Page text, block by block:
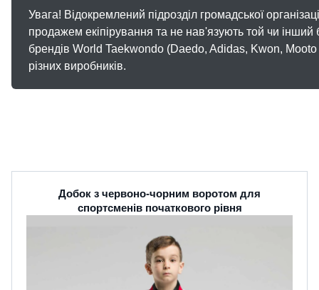
Увага! Відокремлений підрозділ громадської
продажем екіпірування та не нав'язують той чи
брендів World Taekwondo (Daedo, Adidas, Kwon,
різних виробників.
Добок з червоно-чорним воротом для
спортсменів початкового рівня